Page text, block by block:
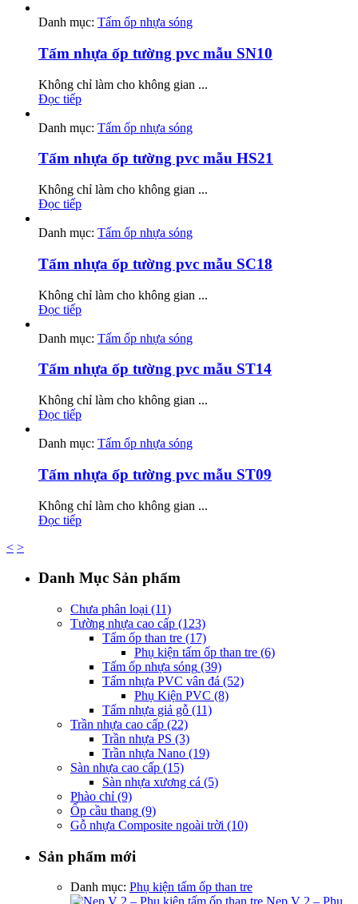
Danh mục: Tấm ốp nhựa sóng
Tấm nhựa ốp tường pvc mẫu SN10
Không chỉ làm cho không gian ...
Đọc tiếp
Danh mục: Tấm ốp nhựa sóng
Tấm nhựa ốp tường pvc mẫu HS21
Không chỉ làm cho không gian ...
Đọc tiếp
Danh mục: Tấm ốp nhựa sóng
Tấm nhựa ốp tường pvc mẫu SC18
Không chỉ làm cho không gian ...
Đọc tiếp
Danh mục: Tấm ốp nhựa sóng
Tấm nhựa ốp tường pvc mẫu ST14
Không chỉ làm cho không gian ...
Đọc tiếp
Danh mục: Tấm ốp nhựa sóng
Tấm nhựa ốp tường pvc mẫu ST09
Không chỉ làm cho không gian ...
Đọc tiếp
< >
Danh Mục Sản phẩm
Chưa phân loại (11)
Tường nhựa cao cấp (123)
Tấm ốp than tre (17)
Phụ kiện tấm ốp than tre (6)
Tấm ốp nhựa sóng (39)
Tấm nhựa PVC vân đá (52)
Phụ Kiện PVC (8)
Tấm nhựa giả gỗ (11)
Trần nhựa cao cấp (22)
Trần nhựa PS (3)
Trần nhựa Nano (19)
Sàn nhựa cao cấp (15)
Sàn nhựa xương cá (5)
Phào chỉ (9)
Ốp cầu thang (9)
Gỗ nhựa Composite ngoài trời (10)
Sản phẩm mới
Danh mục: Phụ kiện tấm ốp than tre